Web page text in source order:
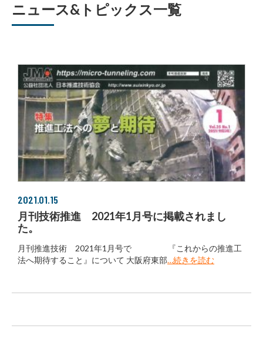
ニュース&トピックス一覧
2021.01.15
月刊技術推進 2021年1月号に掲載されまし
た。
月刊推進技術 2021年1月号で 『これからの推進工
法へ期待すること』について 大阪府東部…続きを読む